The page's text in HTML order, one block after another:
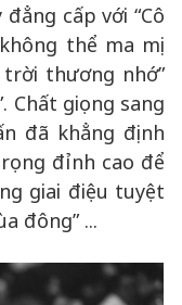
cấp với “Cô
thể ma mị
trời thương nhớ”
Chất giọng sang
đã khẳng định
đỉnh cao để
giai điệu tuyệt
đông” ...